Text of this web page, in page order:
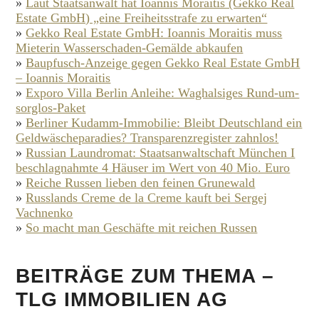
Estate GmbH) „eine Freiheitsstrafe zu erwarten“
»Gekko Real Estate GmbH: Ioannis Moraitis muss
Mieterin Wasserschaden-Gemälde abkaufen
»Baupfusch-Anzeige gegen Gekko Real Estate GmbH
– Ioannis Moraitis
»Exporo Villa Berlin Anleihe: Waghalsiges Rund-um-
sorglos-Paket
»Berliner Kudamm-Immobilie: Bleibt Deutschland ein
Geldwäscheparadies? Transparenzregister zahnlos!
»Russian Laundromat: Staatsanwaltschaft München I
beschlagnahmte 4 Häuser im Wert von 40 Mio. Euro
»Reiche Russen lieben den feinen Grunewald
»Russlands Creme de la Creme kauft bei Sergej
Vachnenko
» So macht man Geschäfte mit reichen Russen
BEITRÄGE ZUM THEMA –
TLG IMMOBILIEN AG